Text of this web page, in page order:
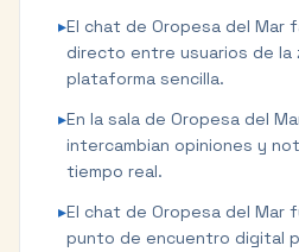
▸El chat de Oropesa del Mar
directo entre usuarios de la
plataforma sencilla.
▸En la sala de Oropesa del
intercambian opiniones y
tiempo real.
▸El chat de Oropesa del Mar
punto de encuentro digital